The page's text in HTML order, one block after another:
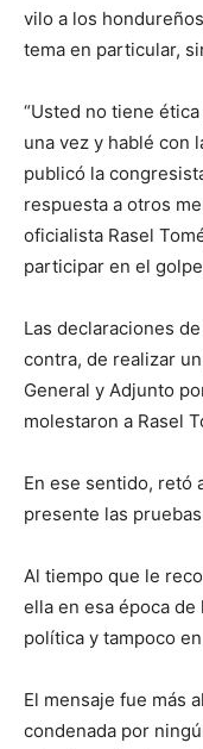
vilo a los
tema en particular,
“Usted no tiene
una vez y hablé con
publicó la
respuesta a otros
oficialista Rasel
participar en el
Las declaraciones
contra, de realizar
General y Adjunto
molestaron a Rasel
En ese sentido, retó
presente las
Al tiempo que le
ella en esa época
política y tampoco
El mensaje fue más
condenada por